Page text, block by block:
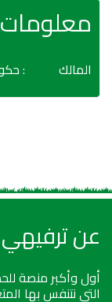
معلومات
المالك :
عن ترفيهي
أول وأكبر منصة
التي نتنفس بها